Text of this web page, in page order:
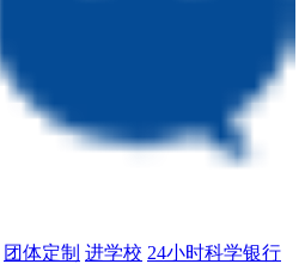
团体定制 进学校 24小时科学银行